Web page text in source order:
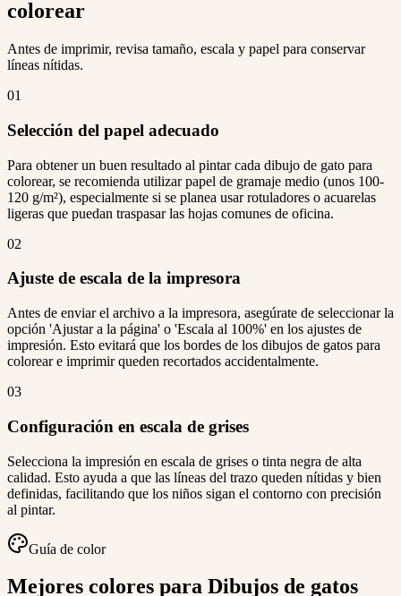
colorear
Antes de imprimir, revisa tamaño, escala y papel para conservar
líneas nítidas.
01
Selección del papel adecuado
Para obtener un buen resultado al pintar cada dibujo de gato para
colorear, se recomienda utilizar papel de gramaje medio (unos 100-
120 g/m²), especialmente si se planea usar rotuladores o acuarelas
ligeras que puedan traspasar las hojas comunes de oficina.
02
Ajuste de escala de la impresora
Antes de enviar el archivo a la impresora, asegúrate de seleccionar la
opción 'Ajustar a la página' o 'Escala al 100%' en los ajustes de
impresión. Esto evitará que los bordes de los dibujos de gatos para
colorear e imprimir queden recortados accidentalmente.
03
Configuración en escala de grises
Selecciona la impresión en escala de grises o tinta negra de alta
calidad. Esto ayuda a que las líneas del trazo queden nítidas y bien
definidas, facilitando que los niños sigan el contorno con precisión
al pintar.
Guía de color
Mejores colores para Dibujos de gatos